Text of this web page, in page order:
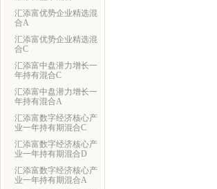
汇添富优势企业精选混
合A
汇添富优势企业精选混
合C
汇添富中盘潜力增长一
年持有混合C
汇添富中盘潜力增长一
年持有混合A
汇添富数字经济核心产
业一年持有期混合C
汇添富数字经济核心产
业一年持有期混合D
汇添富数字经济核心产
业一年持有期混合A